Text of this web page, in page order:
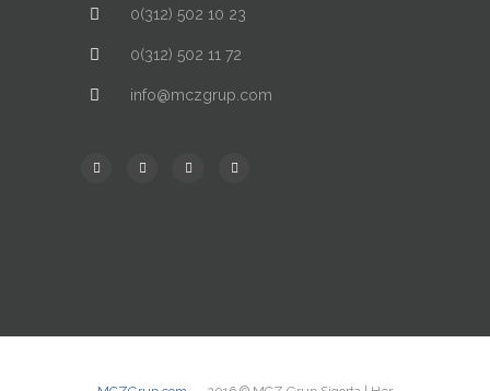
0(312) 502 10 23
0(312) 502 11 72
info@mczgrup.com